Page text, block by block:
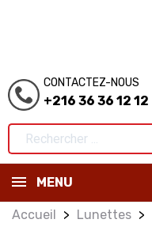
CONTACTEZ-NOUS
+216 36 36 12 12
MENU
Accueil Lunettes